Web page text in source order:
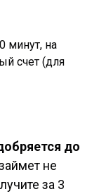
минут, на
счет (для
до
не
за 3